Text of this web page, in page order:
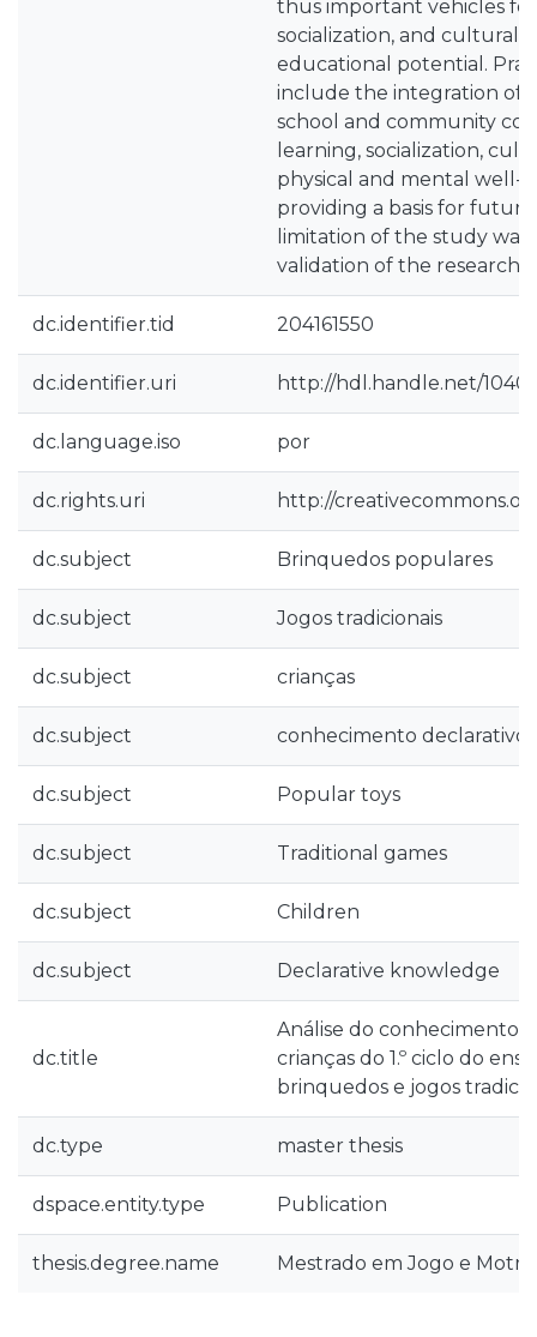
thus important vehicles
socialization, and cultural
educational potential.
include the integration of
school and community
learning, socialization,
physical and mental well-
providing a basis for
limitation of the study
validation of the research
dc.identifier.tid 204161550
dc.identifier.uri http://hdl.handle.net/
dc.language.iso por
dc.rights.uri http://
dc.subject Brinquedos populares
dc.subject Jogos tradicionais
dc.subject crianças
dc.subject conhecimento declarativo
dc.subject Popular toys
dc.subject Traditional games
dc.subject Children
dc.subject Declarative knowledge
dc.title
Análise do conhecimento
crianças do 1.º ciclo do
brinquedos e jogos
dc.type master thesis
dspace.entity.type Publication
thesis.degree.name Mestrado em Jogo e